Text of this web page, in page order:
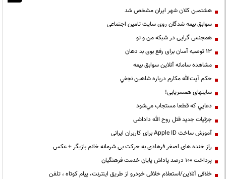
هشتمین کلان شهر ایران مشخص شد
سوابق بیمه شدگان روی سایت تامین اجتماعی
همجنس گرایی در شبکه من و تو
13 توصیه آسان برای رفع بوی بد دهان
مشاهده سامانه آنلاين سوابق بیمه
حكم آيت‌الله مكارم درباره شاهين نجفي
سایتهای همسریابی!
دعايي كه قطعا مستجاب مي‌شود
جزئیات جدید قتل روح الله داداشی
آموزش ساخت Apple ID برای کاربران ایرانی
راز خنده های اصغر فرهادی به حرکت بی شرمانه خانم بازیگر + عکس
پرداخت ۱۰۰ درصد پاداش پایان خدمت فرهنگیان
خلافی آنلاین/استعلام خلافی خودرو از طریق اینترنت، پیام کوتاه ، تلفن